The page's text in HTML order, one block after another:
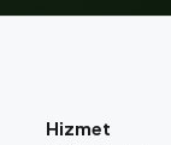
Hizmet